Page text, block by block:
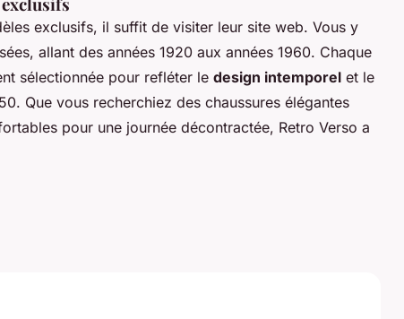
exclusifs, il suffit de visiter leur site web. Vous y
allant des années 1920 aux années 1960. Chaque
sélectionnée pour refléter le design intemporel et le
Que vous recherchiez des chaussures élégantes
pour une journée décontractée, Retro Verso a